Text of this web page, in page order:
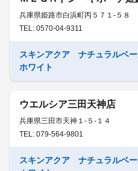
兵庫県姫路市白浜町丙５７１-５８
TEL: 0570-04-9311
スキンアクア ナチュラルベ
ホワイト
ウエルシア三田天神店
兵庫県三田市天神１-５-１４
TEL: 079-564-9801
スキンアクア ナチュラルベ